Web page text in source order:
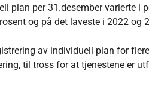
plan per 31.desember varierte i
og på det laveste i 2022 og
av individuell plan for flere
til tross for at tjenestene er